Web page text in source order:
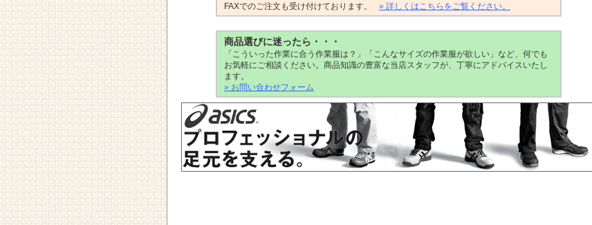
FAXでのご注文も受け付けております。 » 詳しくはこちらをご覧ください。
商品選びに迷ったら・・・
「こういった作業に合う作業服は？」「こんなサイズの作業服が欲しい」など、何でも
お気軽にご相談ください。商品知識の豊富な当店スタッフが、丁寧にアドバイスいたし
ます。
» お問い合わせフォーム